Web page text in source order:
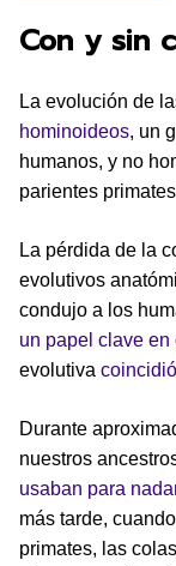
Con y sin
La evolución de
hominoideos, un
humanos, y no
parientes
La pérdida de la
evolutivos
condujo a los
un papel clave
evolutiva
Durante
nuestros
usaban para
más tarde,
primates, las